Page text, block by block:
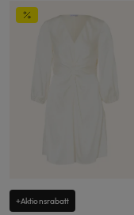
+Aktionsrabatt